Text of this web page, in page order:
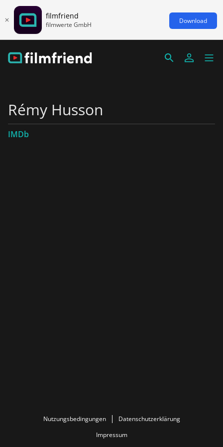
filmfriend
filmwerte GmbH Download
Rémy Husson
IMDb
Nutzungsbedingungen
Datenschutzerklärung
Impressum